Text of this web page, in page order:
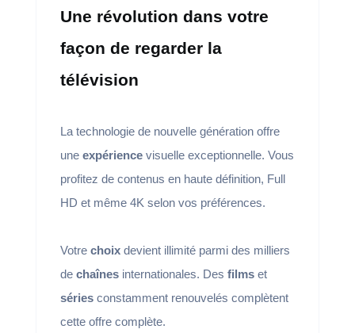
Une révolution dans votre
façon de regarder la
télévision
La technologie de nouvelle génération offre
une expériencevisuelle exceptionnelle. Vous
profitez de contenus en haute définition, Full
HD et même 4K selon vos préférences.
Votre choixdevient illimité parmi des milliers
de chaînesinternationales. Des filmset
sériesconstamment renouvelés complètent
cette offre complète.